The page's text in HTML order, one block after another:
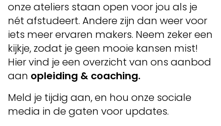
onze ateliers staan open voor jou als je
nét afstudeert. Andere zijn dan weer voor
iets meer ervaren makers. Neem zeker een
kijkje, zodat je geen mooie kansen mist!
Hier vind je een overzicht van ons aanbod
aan opleiding & coaching.
Meld je tijdig aan, en hou onze sociale
media in de gaten voor updates.